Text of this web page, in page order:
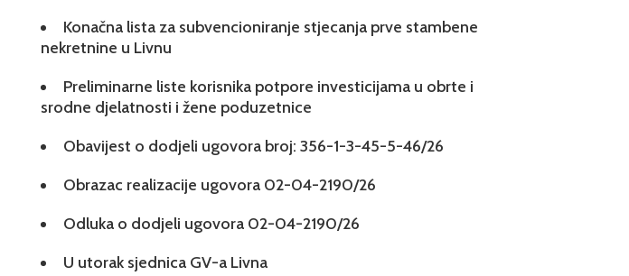
Konačna lista za subvencioniranje stjecanja prve stambene
nekretnine u Livnu
Preliminarne liste korisnika potpore investicijama u obrte i
srodne djelatnosti i žene poduzetnice
Obavijest o dodjeli ugovora broj: 356-1-3-45-5-46/26
Obrazac realizacije ugovora 02-04-2190/26
Odluka o dodjeli ugovora 02-04-2190/26
U utorak sjednica GV-a Livna